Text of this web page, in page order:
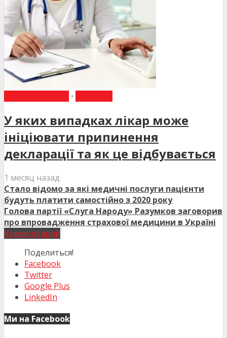
•
У яких випадках лікар може
ініціювати припинення
декларації та як це відбувається
1 месяц назад
Стало відомо за які медичні послуги пацієнти
будуть платити самостійно з 2020 року
Голова партії «Слуга Народу» Разумков заговорив
про впровадження страхової медицини в Україні
Комментарий
Поделиться!
Facebook
Twitter
Google Plus
LinkedIn
Ми на Facebook